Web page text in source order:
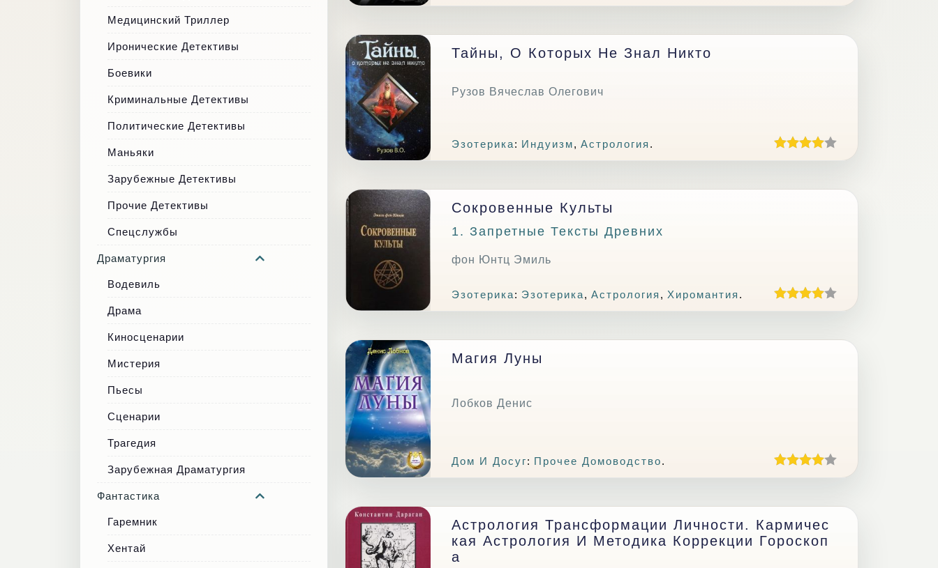
Тайны, О Которых Не Знал Никто
Рузов Вячеслав Олегович
Эзотерика: Индуизм, Астрология .
Сокровенные Культы
1. Запретные Тексты Древних
фон Юнтц Эмиль
Эзотерика: Эзотерика, Астрология , Хиромантия .
Магия Луны
Лобков Денис
Дом И Досуг: Прочее Домоводство.
Астрология Трансформации Личности. Кармичес
Кая Астрология И Методика Коррекции Гороскоп
А
Медицинский Триллер
Иронические Детективы
Боевики
Криминальные Детективы
Политические Детективы
Маньяки
Зарубежные Детективы
Прочие Детективы
Спецслужбы
Драматургия
Водевиль
Драма
Киносценарии
Мистерия
Пьесы
Сценарии
Трагедия
Зарубежная Драматургия
Фантастика
Гаремник
Хентай